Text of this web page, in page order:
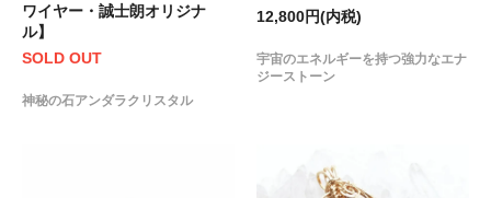
ワイヤー・誠士朗オリジナ
ル】
SOLD OUT
神秘の石アンダラクリスタル
12,800円(内税)
宇宙のエネルギーを持つ強力なエナ
ジーストーン